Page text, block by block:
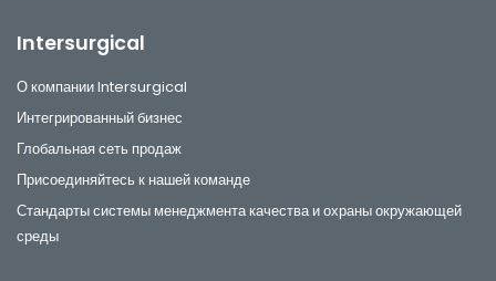
Intersurgical
О компании Intersurgical
Интегрированный бизнес
Глобальная сеть продаж
Присоединяйтесь к нашей команде
Стандарты системы менеджмента качества и охраны окружающей
среды